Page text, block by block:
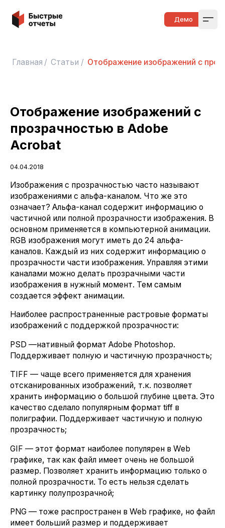
Быстрые отчеты Демо
Главная / Статьи / Отображение изображений с
Отображение изображений с
прозрачностью в Adobe
Acrobat
04.04.2018
Изображения с прозрачностью часто называют
изображениями с альфа-каналом. Что же это
означает? Альфа-канал содержит информацию о
частичной или полной прозрачности изображения. В
основном применяется в компьютерной анимации.
RGB изображения могут иметь до 24 альфа-
каналов. Каждый из них содержит информацию о
прозрачности части изображения. Управляя этими
каналами можно делать прозрачными части
изображения в нужный момент. Тем самым
создается эффект анимации.
Наиболее распространенные растровые форматы
изображений с поддержкой прозрачности:
PSD —нативный формат Adobe Photoshop.
Поддерживает полную и частичную прозрачность;
TIFF — чаще всего применяется для хранения
отсканированных изображений, т.к. позволяет
хранить информацию о большой глубине цвета. Это
качество сделало популярным формат tiff в
полиграфии. Поддерживает частичную и полную
прозрачность;
GIF — этот формат наиболее популярен в Web
графике, так как файл имеет очень не большой
размер. Позволяет хранить информацию только о
полной прозрачности. То есть нельзя сделать
картинку полупрозрачной;
PNG — тоже распространен в Web графике, но файл
имеет больший размер и поддерживает